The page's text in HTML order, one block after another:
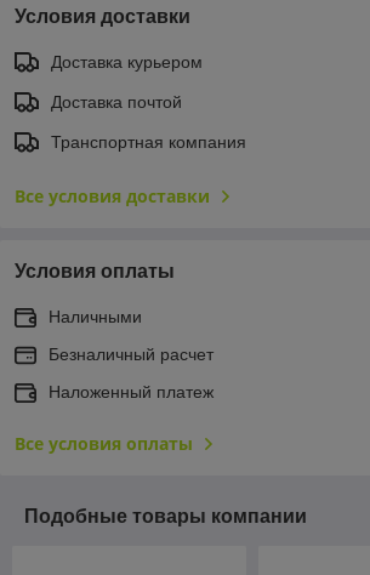
Условия доставки
Доставка курьером
Доставка почтой
Транспортная компания
Все условия доставки
Условия оплаты
Наличными
Безналичный расчет
Наложенный платеж
Все условия оплаты
Подобные товары компании